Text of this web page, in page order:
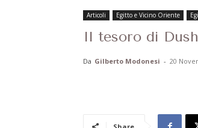
Articoli Egitto e Vicino Oriente
Il tesoro di Dush
Da Gilberto Modonesi - 20